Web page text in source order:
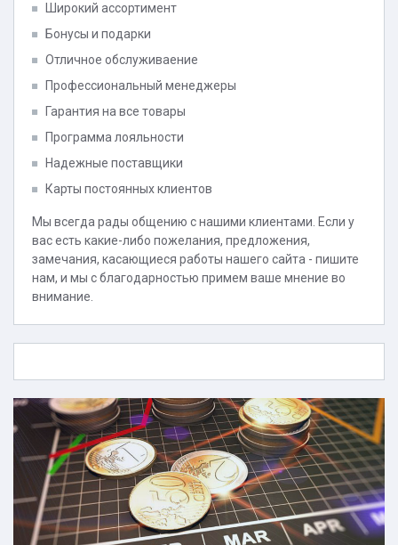
Широкий ассортимент
Бонусы и подарки
Отличное обслуживаение
Профессиональный менеджеры
Гарантия на все товары
Программа лояльности
Надежные поставщики
Карты постоянных клиентов
Мы всегда рады общению с нашими клиентами. Если у
вас есть какие-либо пожелания, предложения,
замечания, касающиеся работы нашего сайта - пишите
нам, и мы с благодарностью примем ваше мнение во
внимание.